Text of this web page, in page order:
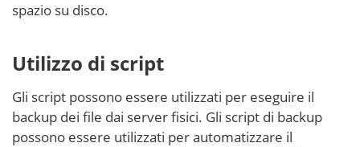
spazio su disco.
Utilizzo di script
Gli script possono essere utilizzati per eseguire il
backup dei file dai server fisici. Gli script di backup
possono essere utilizzati per automatizzare il